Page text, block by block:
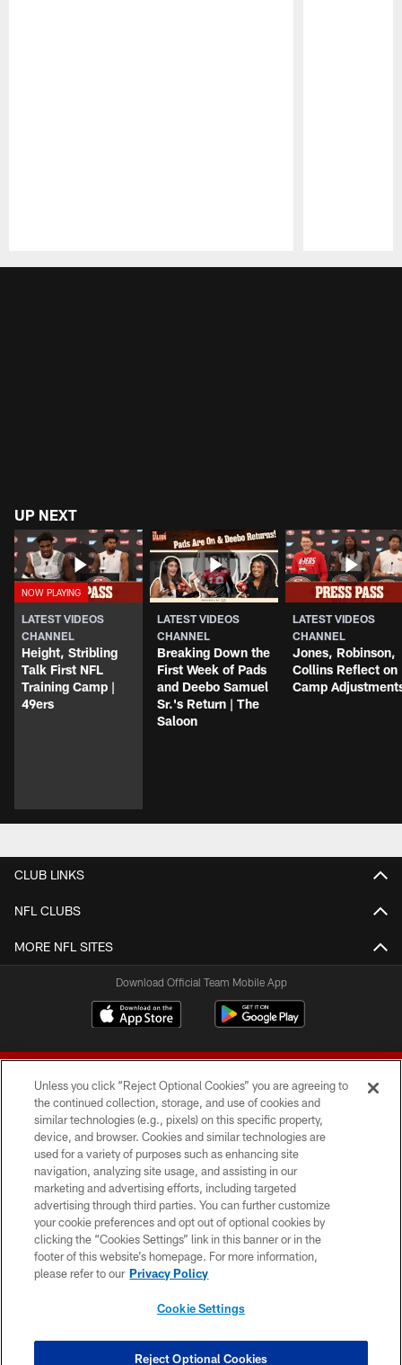
UP NEXT
LATEST VIDEOS
CHANNEL
Height, Stribling
Talk First NFL
Training Camp |
49ers
LATEST VIDEOS
CHANNEL
Breaking Down the
First Week of Pads
and Deebo Samuel
Sr.'s Return | The
Saloon
LATEST VIDEOS
CHANNEL
Jones, Robinson,
Collins Reflect on
Camp
CLUB LINKS
NFL CLUBS
MORE NFL SITES
Download Official Team Mobile App
© 2026 Forty Niners Football Company LLC
TERMS AND CONDITIONS
PRIVACY POLICY
ACCESSIBILITY
CONTACT US
COOKIE SETTINGS
Unless you click “Reject Optional Cookies” you are agreeing to
the continued collection, storage, and use of cookies and
similar technologies (e.g., pixels) on this specific property,
device, and browser. Cookies and similar technologies are
used for a variety of purposes such as enhancing site
navigation, analyzing site usage, and assisting in our
marketing and advertising efforts, including targeted
advertising through third parties. You can further customize
your cookie preferences and opt out of optional cookies by
clicking the “Cookies Settings” link in this banner or in the
footer of this website’s homepage. For more information,
please refer to our Privacy Policy
Cookie Settings
Reject Optional Cookies